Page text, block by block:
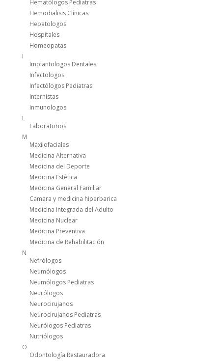
Hematólogos Pediatras
Hemodialisis Clínicas
Hepatologos
Hospitales
Homeopatas
I
Implantologos Dentales
Infectologos
Infectólogos Pediatras
Internistas
Inmunologos
L
Laboratorios
M
Maxilofaciales
Medicina Alternativa
Medicina del Deporte
Medicina Estética
Medicina General Familiar
Camara y medicina hiperbarica
Medicina Integrada del Adulto
Medicina Nuclear
Medicina Preventiva
Medicina de Rehabilitación
N
Nefrólogos
Neumólogos
Neumólogos Pediatras
Neurólogos
Neurocirujanos
Neurocirujanos Pediatras
Neurólogos Pediatras
Nutriólogos
O
Odontología Restauradora